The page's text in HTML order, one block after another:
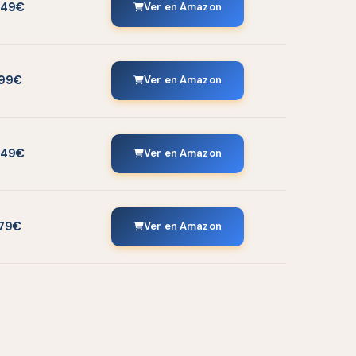
Ver en Amazon
Ver en Amazon
Ver en Amazon
Ver en Amazon